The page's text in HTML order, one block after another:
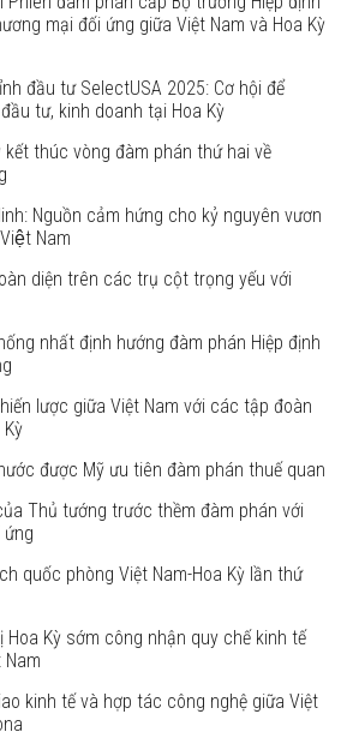
mại đối ứng giữa Việt Nam và Hoa Kỳ
đầu tư SelectUSA 2025: Cơ hội để
tư, kinh doanh tại Hoa Kỳ
kết thúc vòng đàm phán thứ hai về
Nguồn cảm hứng cho kỷ nguyên vươn
Nam
diện trên các trụ cột trọng yếu với
nhất định hướng đàm phán Hiệp định
lược giữa Việt Nam với các tập đoàn
được Mỹ ưu tiên đàm phán thuế quan
Thủ tướng trước thềm đàm phán với
ứng
quốc phòng Việt Nam-Hoa Kỳ lần thứ
Hoa Kỳ sớm công nhận quy chế kinh tế
kinh tế và hợp tác công nghệ giữa Việt